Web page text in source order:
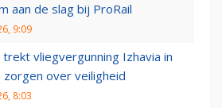
aan de slag bij ProRail
9:09
trekt vliegvergunning Izhavia in
over veiligheid
8:03